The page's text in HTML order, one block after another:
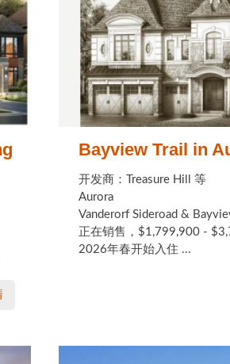
Bayview Trail in
开发商：Treasure Hill 等
Aurora
Vanderorf Sideroad &
正在销售，$1,799,900 -
2026年春开始入住 ...